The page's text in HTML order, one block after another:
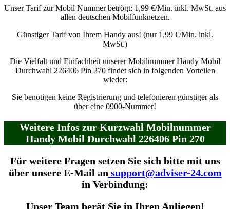
Unser Tarif zur Mobil Nummer betrögt: 1,99 €/Min. inkl. MwSt. aus
allen deutschen Mobilfunknetzen.
Günstiger Tarif von Ihrem Handy aus! (nur 1,99 €/Min. inkl.
MwSt.)
Die Vielfalt und Einfachheit unserer Mobilnummer Handy Mobil
Durchwahl 226406 Pin 270 findet sich in folgenden Vorteilen
wieder:
Sie benötigen keine Registrierung und telefonieren günstiger als
über eine 0900-Nummer!
Weitere Infos zur Kurzwahl Mobilnummer
Handy Mobil Durchwahl 226406 Pin 270
Für weitere Fragen setzen Sie sich bitte mit uns
über unsere E-Mail an support@adviser-24.com
in Verbindung:
Unser Team berät Sie in Ihren Anliegen!